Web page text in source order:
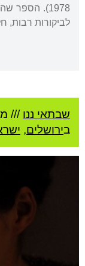
1978).
לביקורות רבות,
שבתאי ננו ///
בירושלים,